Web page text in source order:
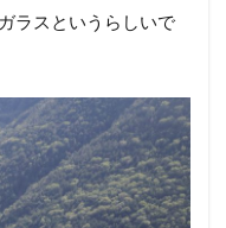
ラスというらしいで